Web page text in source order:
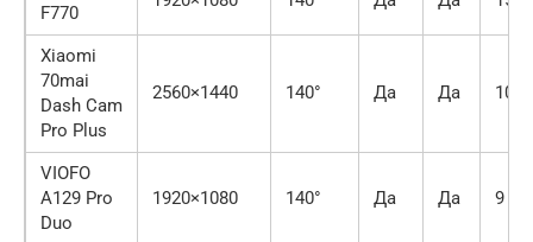
F770
Xiaomi
70mai
Dash Cam
Pro Plus
2560×1440 140° Да Да 10
VIOFO
A129 Pro
Duo
1920×1080 140° Да Да 9